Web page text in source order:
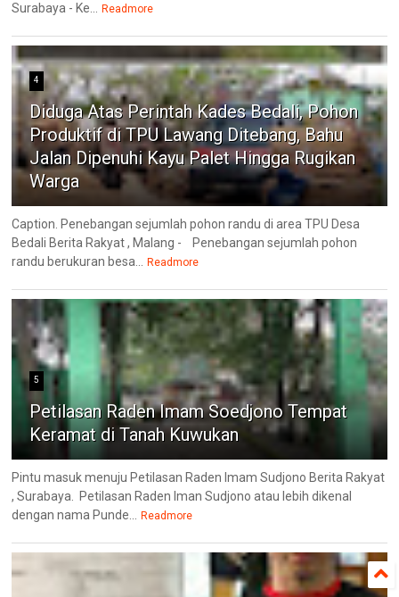
Surabaya - Ke... Readmore
4
Diduga Atas Perintah Kades Bedali, Pohon
Produktif di TPU Lawang Ditebang, Bahu
Jalan Dipenuhi Kayu Palet Hingga Rugikan
Warga
Caption. Penebangan sejumlah pohon randu di area TPU Desa
Bedali Berita Rakyat , Malang - Penebangan sejumlah pohon
randu berukuran besa... Readmore
5
Petilasan Raden Imam Soedjono Tempat
Keramat di Tanah Kuwukan
Pintu masuk menuju Petilasan Raden Imam Sudjono Berita Rakyat
, Surabaya. Petilasan Raden Iman Sudjono atau lebih dikenal
dengan nama Punde... Readmore